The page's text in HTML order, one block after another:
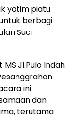
yatim piatu
berbagi
Suci
Jl.Pulo Indah
ini
dan
terutama